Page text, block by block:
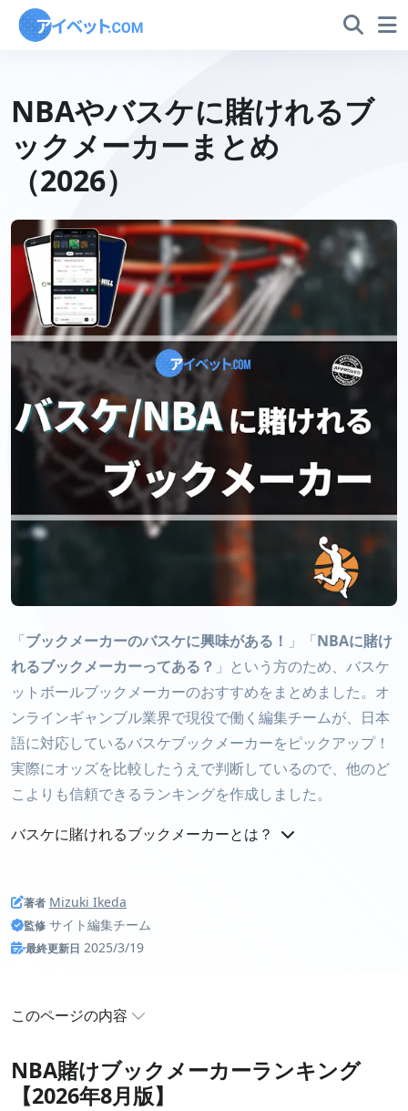
NBAやバスケに賭けれるブ
ックメーカーまとめ
（2026）
「ブックメーカーのバスケに興味がある！ 」「NBAに賭け
れるブックメーカーってある？ 」という方のため、バスケ
ットボールブックメーカーのおすすめをまとめました。オ
ンラインギャンブル業界で現役で働く編集チームが、日本
語に対応しているバスケブックメーカーをピックアップ！
実際にオッズを比較したうえで判断しているので、他のど
こよりも信頼できるランキングを作成しました。
バスケに賭けれるブックメーカーとは？
バスケに賭けれるブックメーカーと
は？
バスケは野球やサッカー、総合格闘技、テニスといったス
のブックメーカーでも賭けの対象として提供されていま
す。
著者 Mizuki Ikeda
監修 サイト編集チーム
最終更新日 2025/3/19
このページの内容
NBA賭けブックメーカーランキング【2026年8月
版】
NBA賭けブックメーカーランキング
【2026年8月版】